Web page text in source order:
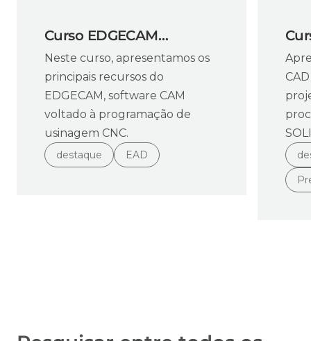
Curso EDGECAM
Fresamento
Neste curso, apresentamos os
principais recursos do
EDGECAM, software CAM
voltado à programação de
usinagem CNC.
destaque EAD